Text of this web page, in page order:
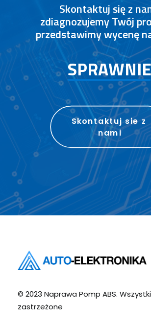
Skontaktuj się z
zdiagnozujemy Twój
przedstawimy wycenę
SPRAWNI
Skontaktuj sie z
nami
© 2023 Naprawa Pomp ABS.
zastrzeżone